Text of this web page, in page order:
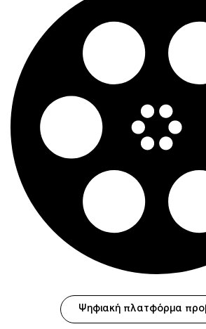
Ψηφιακή πλατφόρμα